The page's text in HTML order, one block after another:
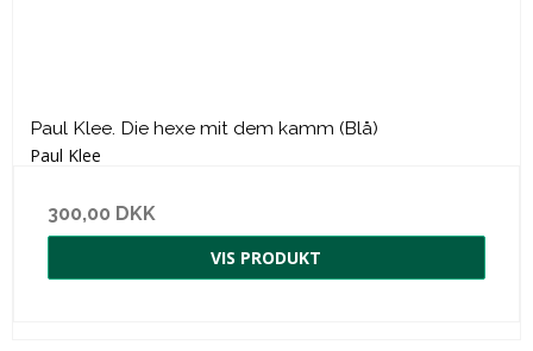
Paul Klee. Die hexe mit dem kamm (Blå)
Paul Klee
300,00 DKK
VIS PRODUKT